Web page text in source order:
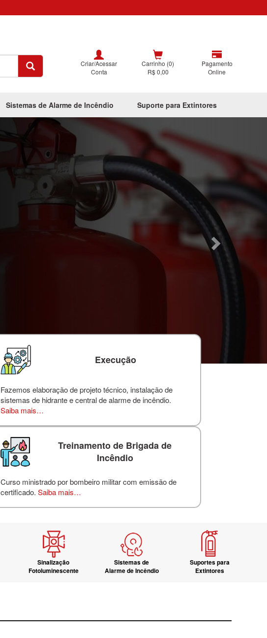
Criar/Acessar
Conta
Carrinho (0)
R$ 0,00
Pagamento
Online
Sistemas de Alarme de Incêndio Suporte para Extintores
Execução
Fazemos elaboração de projeto técnico, instalação de
sistemas de hidrante e central de alarme de incêndio.
Saiba mais…
Treinamento de Brigada de
Incêndio
Curso ministrado por bombeiro militar com emissão de
certificado. Saiba mais…
Sinalização
Fotoluminescente
Sistemas de
Alarme de Incêndio
Suportes para
Extintores